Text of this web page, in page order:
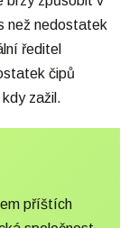
než nedostatek
ředitel
čipů
zažil.
příštích